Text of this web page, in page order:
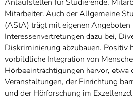
Anlaufstellen für Studierende,
Mitarbeiter. Auch der Allgemeine
(AStA) trägt mit eigenen Angeboten
Interessenvertretungen dazu bei,
Diskriminierung abzubauen. Positiv
vorbildliche Integration von
Hörbeeinträchtigungen hervor, etwa
Veranstaltungen, der Einrichtung
und der Hörforschung im